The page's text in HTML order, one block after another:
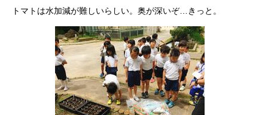
トマトは水加減が難しいらしい。奥が深いぞ…きっと。